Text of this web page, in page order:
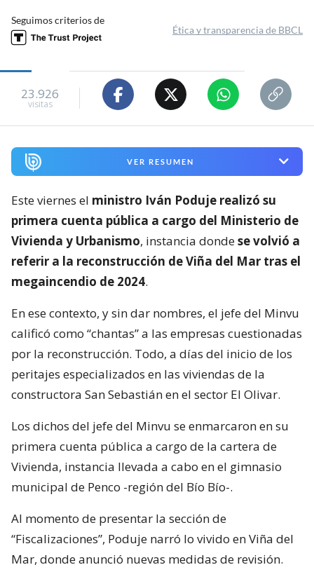
Seguimos criterios de
Ética y transparencia de BBCL
23.926
visitas
VER RESUMEN
Este viernes el ministro Iván Poduje realizó su
primera cuenta pública a cargo del Ministerio de
Vivienda y Urbanismo, instancia dondese volvió a
referir a la reconstrucción de Viña del Mar tras el
megaincendio de 2024.
En ese contexto, y sin dar nombres, el jefe del Minvu
calificó como “chantas” a las empresas cuestionadas
por la reconstrucción. Todo, a días del inicio de los
peritajes especializados en las viviendas de la
constructora San Sebastián en el sector El Olivar.
Los dichos del jefe del Minvu se enmarcaron en su
primera cuenta pública a cargo de la cartera de
Vivienda, instancia llevada a cabo en el gimnasio
municipal de Penco -región del Bío Bío-.
Al momento de presentar la sección de
“Fiscalizaciones”, Poduje narró lo vivido en Viña del
Mar, donde anunció nuevas medidas de revisión.